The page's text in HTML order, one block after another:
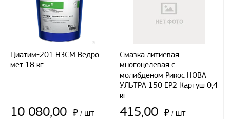
Циатим-201 НЗСМ Ведро
мет 18 кг
10 080,00 ₽ / шт
Смазка литиевая
многоцелевая с
молибденом Рикос НОВА
УЛЬТРА 150 EP2 Картуш 0,4
кг
415,00 ₽ / шт